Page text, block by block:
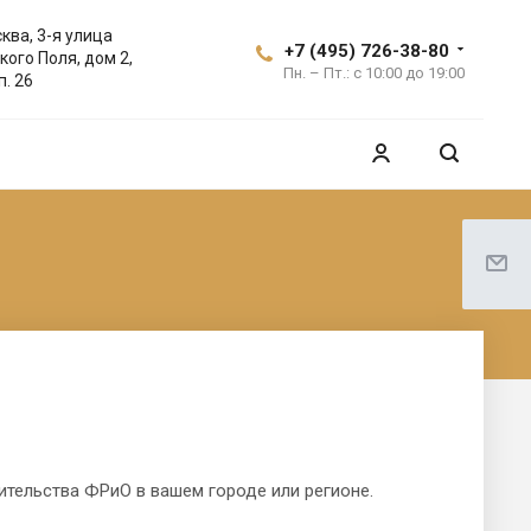
+7 (495) 726-38-80
Пн. – Пт.: с 10:00 до 19:00
3-я улица
Поля, дом 2,
26
ФРиО в вашем городе или регионе.